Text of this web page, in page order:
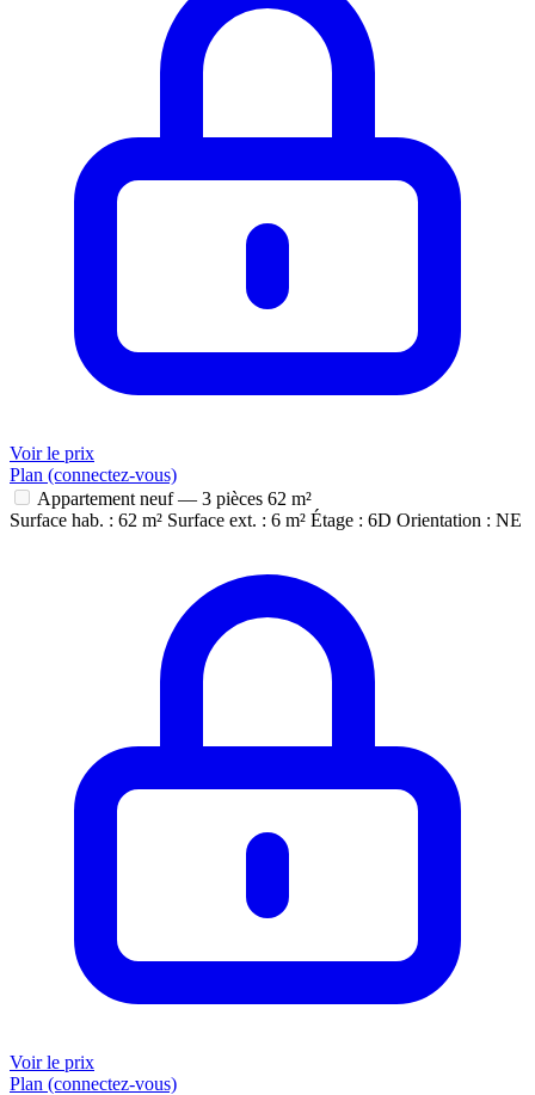
Voir le prix
Plan (connectez-vous)
Appartement neuf — 3 pièces 62 m²
Surface hab. : 62 m² Surface ext. : 6 m² Étage : 6D Orientation : NE
Voir le prix
Plan (connectez-vous)